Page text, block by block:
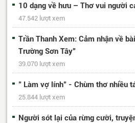
10 dạng về hưu – Thơ vui người
47.542 lượt xem
Trần Thanh Xem: Cảm nhận về
Trường Sơn Tây”
39.070 lượt xem
" Làm vợ lính" - Chùm thơ nhiều
25.844 lượt xem
Người sót lại của rừng cười,